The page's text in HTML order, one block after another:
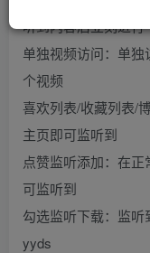
听到内容后立刻进行
单独视频访问：单
个视频
喜欢列表/收藏列表/
主页即可监听到
点赞监听添加：在
可监听到
勾选监听下载：监
yyds